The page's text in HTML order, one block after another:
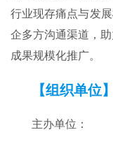
行业现存痛点与发
企多方沟通渠道，
成果规模化推广。
【组织单位】
主办单位：